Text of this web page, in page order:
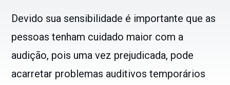
Devido sua sensibilidade é importante que as
pessoas tenham cuidado maior com a
audição, pois uma vez prejudicada, pode
acarretar problemas auditivos temporários